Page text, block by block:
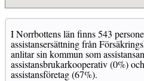
I Norrbottens län finns 543
assistansersättning från
anlitar sin kommun som
assistansbrukarkooperativ (0%)
assistansföretag (67%).